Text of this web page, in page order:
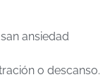
ansiedad
o descanso.